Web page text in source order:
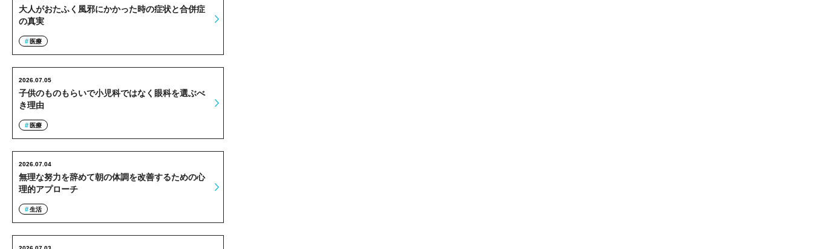
大人がおたふく風邪にかかった時の症状と合併症
の真実
医療
子供のものもらいで小児科ではなく眼科を選ぶべ
き理由
2026.07.05
医療
無理な努力を辞めて朝の体調を改善するための心
理的アプローチ
2026.07.04
生活